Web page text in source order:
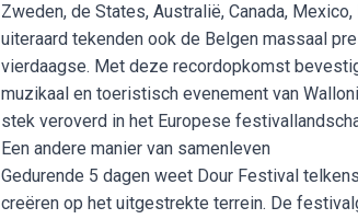
Zweden, de States, Australië, Canada,
uiteraard tekenden ook de Belgen massaal
vierdaagse. Met deze recordopkomst
muzikaal en toeristisch evenement van
stek veroverd in het Europese
Een andere manier van samenleven
Gedurende 5 dagen weet Dour Festival
creëren op het uitgestrekte terrein. De